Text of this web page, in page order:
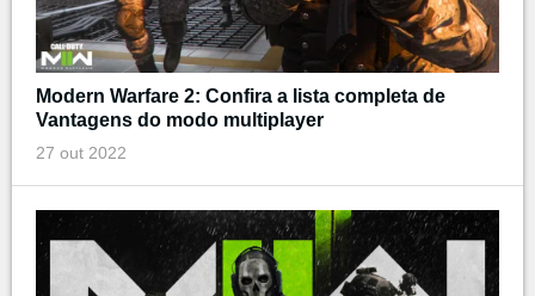
Modern Warfare 2: Confira a lista completa de
Vantagens do modo multiplayer
27 out 2022